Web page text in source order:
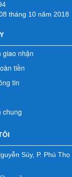
tháng 10 năm 2018
giao nhận
tiền
tin
chung
Súy, P. Phú